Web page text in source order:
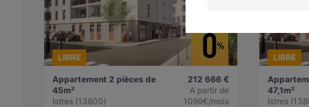
LIBRE
Appartement 2 pièces de
45m²
Istres (13800)
212 666 €
A partir de
1099€/mois
LIBRE
47,1m²
Istres